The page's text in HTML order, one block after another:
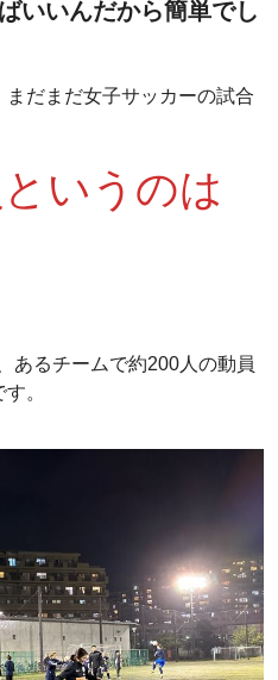
いいんだから簡単でし
だまだ女子サッカーの試合
いうのは
あるチームで約200人の動員
。